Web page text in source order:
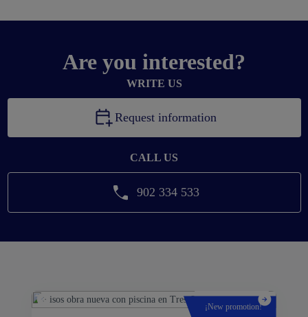
Are you interested?
WRITE US
Request information
CALL US
902 334 533
¡New promotion!